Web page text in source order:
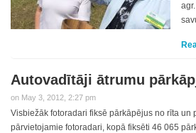
Autovadītāji ātrumu
on May 3, 2012, 2:27 pm
Visbiežāk fotoradari fiksē pārkāpējus no rīta
pārvietojamie fotoradari, kopā fiksēti 46 065